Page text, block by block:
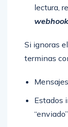
lectura,
webhook
Si ignoras
terminas
Estados